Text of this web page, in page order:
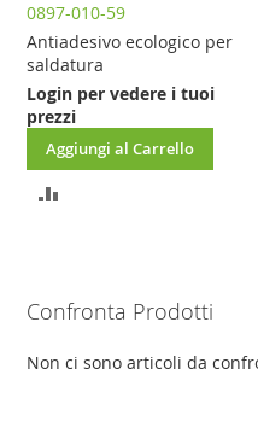
0897-010-59
Antiadesivo ecologico per
saldatura
Login per vedere i tuoi
prezzi
Aggiungi al Carrello
AGGIUNGI
Confronta Prodotti
Non ci sono articoli da